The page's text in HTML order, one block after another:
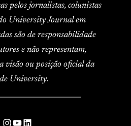
pelos jornalistas, colunistas
University Journal em
são de responsabilidade
e não representam,
visão ou posição oficial da
University.
Instagram
YouTube
LinkedIn